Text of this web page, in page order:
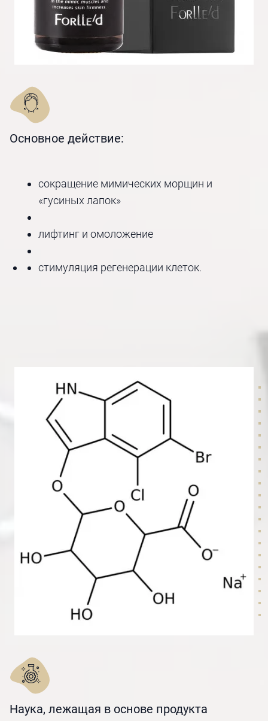
Основное действие:
сокращение мимических морщин и
«гусиных лапок»
лифтинг и омоложение
стимуляция регенерации клеток.
Наука, лежащая в основе продукта